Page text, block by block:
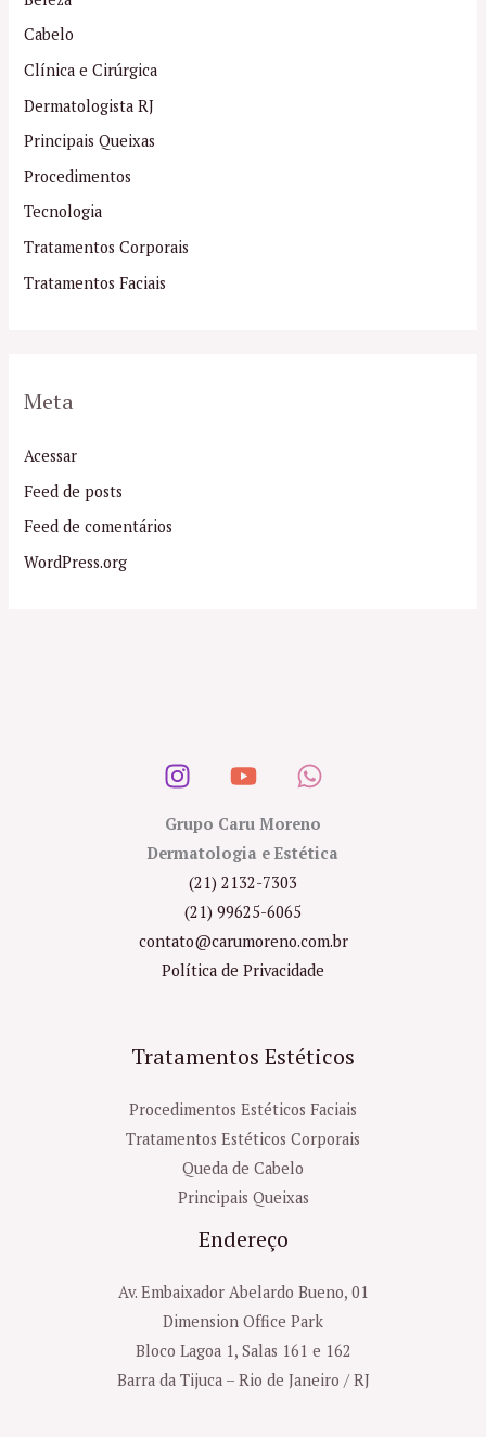
Cabelo
Clínica e Cirúrgica
Dermatologista RJ
Principais Queixas
Procedimentos
Tecnologia
Tratamentos Corporais
Tratamentos Faciais
Meta
Acessar
Feed de posts
Feed de comentários
WordPress.org
Grupo Caru Moreno
Dermatologia e Estética
(21) 2132-7303
(21) 99625-6065
contato@carumoreno.com.br
Política de Privacidade
Tratamentos Estéticos
Procedimentos Estéticos Faciais
Tratamentos Estéticos Corporais
Queda de Cabelo
Principais Queixas
Endereço
Av. Embaixador Abelardo Bueno, 01
Dimension Office Park
Bloco Lagoa 1, Salas 161 e 162
Barra da Tijuca – Rio de Janeiro / RJ